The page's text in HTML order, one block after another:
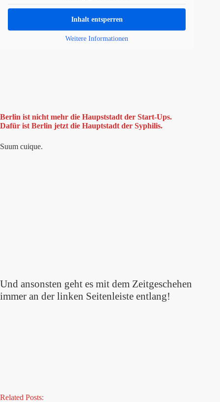
Inhalt entsperren
Weitere Informationen
Berlin ist nicht mehr die Haupststadt der Start-Ups.
Dafür ist Berlin jetzt die Hauptstadt der Syphilis.
Suum cuique.
Und ansonsten geht es mit dem Zeitgeschehen
immer an der linken Seitenleiste entlang!
Related Posts: